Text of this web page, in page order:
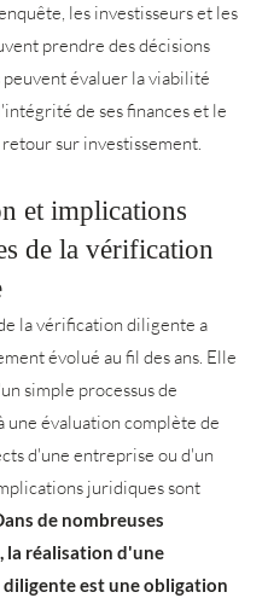
les investisseurs et les
prendre des décisions
peuvent évaluer la viabilité
de ses finances et le
sur investissement.
et implications
de la vérification
la vérification diligente a
évolué au fil des ans. Elle
simple processus de
une évaluation complète de
d'une entreprise ou d'un
juridiques sont
de nombreuses
la réalisation d'une
est une obligation